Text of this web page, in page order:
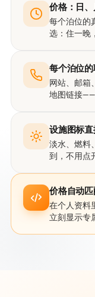
价格：日
每个泊位的
选：住一晚
每个泊位
网站、邮箱
地图链接——
设施图标
淡水、燃料
到，不用点
价格自动
在个人资料
立刻显示专